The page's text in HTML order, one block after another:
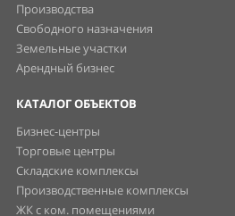
Производства
Свободного назначения
Земельные участки
Арендный бизнес
КАТАЛОГ ОБЪЕКТОВ
Бизнес-центры
Торговые центры
Складские комплексы
Производственные комплексы
ЖК с ком. помещениями